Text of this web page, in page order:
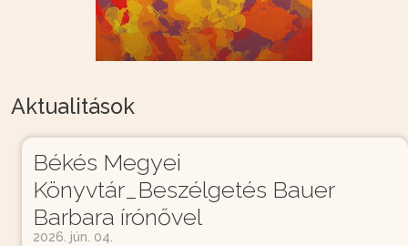
Aktualitások
Békés Megyei
Könyvtár_Beszélgetés Bauer
Barbara írónővel
2026. jún. 04.